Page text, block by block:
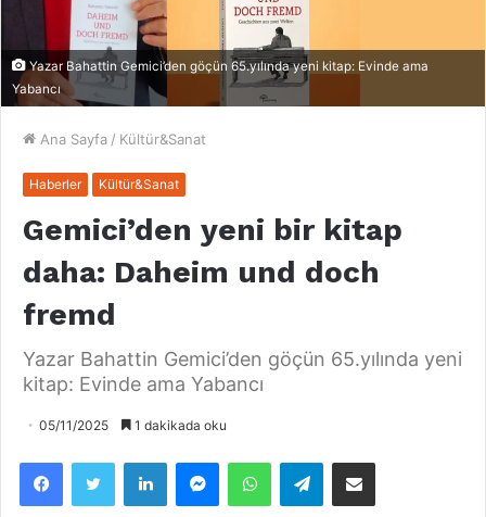
Yazar Bahattin Gemici’den göҫün 65.yılında yeni kitap: Evinde ama
Yabancı
Ana Sayfa / Kültür&Sanat
Haberler Kültür&Sanat
Gemici’den yeni bir kitap
daha: Daheim und doch
fremd
Yazar Bahattin Gemici’den göҫün 65.yılında yeni
kitap: Evinde ama Yabancı
05/11/2025 1 dakikada oku
Telegram